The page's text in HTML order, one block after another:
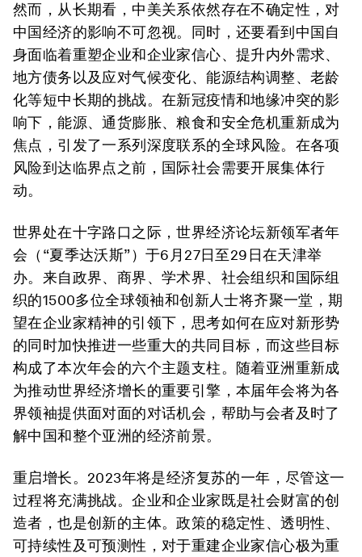
然而，从长期看，中美关系依然存在不确定性，对
中国经济的影响不可忽视。同时，还要看到中国自
身面临着重塑企业和企业家信心、提升内外需求、
地方债务以及应对气候变化、能源结构调整、老龄
化等短中长期的挑战。在新冠疫情和地缘冲突的影
响下，能源、通货膨胀、粮食和安全危机重新成为
焦点，引发了一系列深度联系的全球风险。在各项
风险到达临界点之前，国际社会需要开展集体行
动。
世界处在十字路口之际，世界经济论坛新领军者年
会（“夏季达沃斯”）于6月27日至29日在天津举
办。来自政界、商界、学术界、社会组织和国际组
织的1500多位全球领袖和创新人士将齐聚一堂，期
望在企业家精神的引领下，思考如何在应对新形势
的同时加快推进一些重大的共同目标，而这些目标
构成了本次年会的六个主题支柱。随着亚洲重新成
为推动世界经济增长的重要引擎，本届年会将为各
界领袖提供面对面的对话机会，帮助与会者及时了
解中国和整个亚洲的经济前景。
重启增长。 2023年将是经济复苏的一年，尽管这一
过程将充满挑战。企业和企业家既是社会财富的创
造者，也是创新的主体。政策的稳定性、透明性、
可持续性及可预测性，对于重建企业家信心极为重